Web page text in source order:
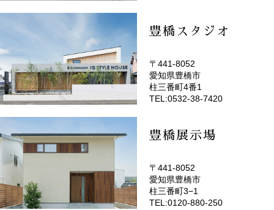
豊橋スタジオ
(EMOTOP豊橋)
〒441-8052
愛知県豊橋市
柱三番町4番1
TEL:0532-38-7420
豊橋展示場
〒441-8052
愛知県豊橋市
柱三番町3−1
TEL:0120-880-250